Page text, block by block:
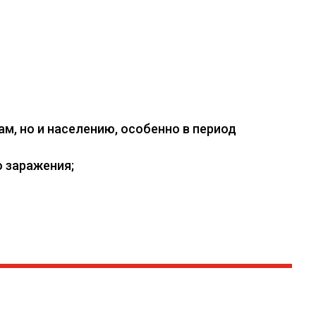
но и населению, особенно в период
заражения;